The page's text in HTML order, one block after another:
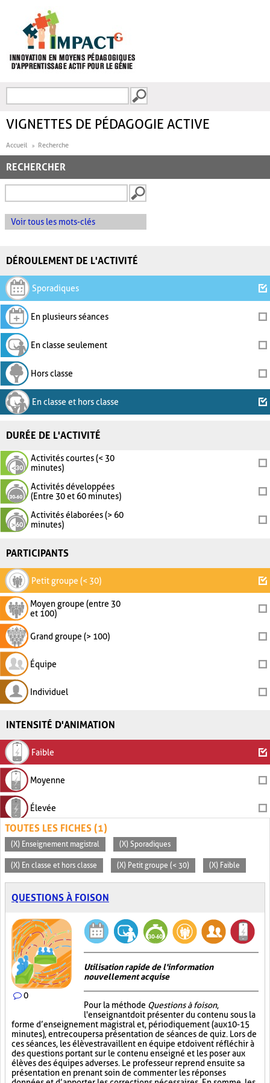
FORMULAIRE DE
VIGNETTES DE PÉDAGOGIE ACTIVE
Accueil Recherche
RECHERCHER
Voir tous les mots-clés
DÉROULEMENT DE L'ACTIVITÉ
Sporadiques
En plusieurs séances
En classe seulement
Hors classe
En classe et hors classe
DURÉE DE L'ACTIVITÉ
Activités courtes (< 30
minutes)
Activités développées
(Entre 30 et 60 minutes)
Activités élaborées (> 60
minutes)
PARTICIPANTS
Petit groupe (< 30)
Moyen groupe (entre 30
et 100)
Grand groupe (> 100)
Équipe
Individuel
INTENSITÉ D'ANIMATION
Faible
Moyenne
Élevée
TOUTES LES FICHES (1)
(X) Enseignement magistral (X) Sporadiques
(X) En classe et hors classe (X) Petit groupe (< 30) (X) Faible
QUESTIONS À FOISON
0
Utilisation rapide de l'information
nouvellement acquise
Pour la méthode Questions à foison,
l'enseignant doit présenter du contenu sous la
forme d’enseignement magistral et, périodiquement (aux 10-15
minutes), entrecouper sa présentation de séances de quiz. Lors de
ces séances, les élèves travaillent en équipe et doivent réfléchir à
des questions portant sur le contenu enseigné et les poser aux
élèves des équipes adverses. Le professeur reprend ensuite sa
présentation en prenant soin de commenter les réponses